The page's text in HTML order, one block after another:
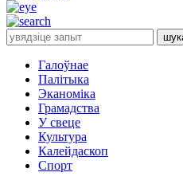
Галоўнае
Палітыка
Эканоміка
Грамадства
У свеце
Культура
Калейдаскоп
Спорт